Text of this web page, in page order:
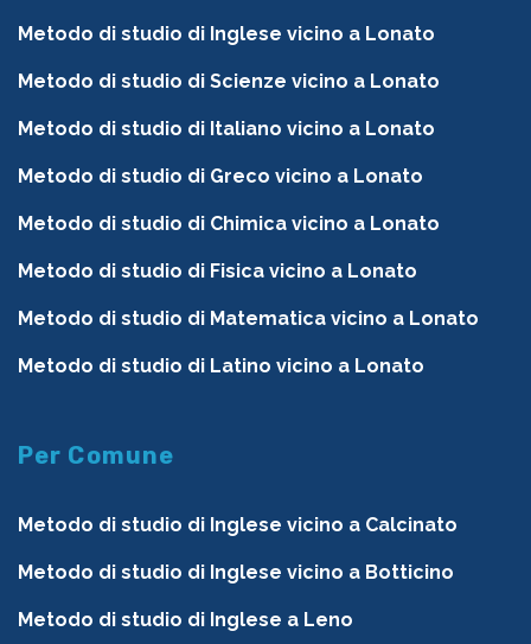
Metodo di studio di Inglese vicino a Lonato
Metodo di studio di Scienze vicino a Lonato
Metodo di studio di Italiano vicino a Lonato
Metodo di studio di Greco vicino a Lonato
Metodo di studio di Chimica vicino a Lonato
Metodo di studio di Fisica vicino a Lonato
Metodo di studio di Matematica vicino a Lonato
Metodo di studio di Latino vicino a Lonato
Per Comune
Metodo di studio di Inglese vicino a Calcinato
Metodo di studio di Inglese vicino a Botticino
Metodo di studio di Inglese a Leno